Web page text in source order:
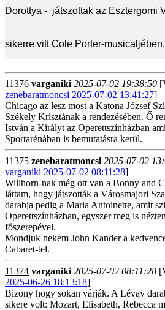
Dorottya - játszottak az Esztergomi
sikerre vitt Cole Porter-musicaljében.
11376 varganiki 2025-07-02 19:38:50
zenebaratmoncsi 2025-07-02 13:41:27]
Chicago az lesz most a Katona József
Székely Krisztának a rendezésében. Ő
István a Királyt az Operettszínházban
Sportarénában is bemutatásra kerül.
11375 zenebaratmoncsi 2025-07-02
varganiki 2025-07-02 08:11:28]
Willhorn-nak még ott van a Bonny and
láttam, hogy játszották a Városmajori
darabja pedig a Maria Antoinette, amit
Operettszínházban, egyszer meg is
főszerepével.
Mondjuk nekem John Kander a
Cabaret-tel.
11374 varganiki 2025-07-02 08:11:28
2025-06-26 18:13:18]
Bizony hogy sokan várják. A Lévay
sikere volt: Mozart, Elisabeth, Rebecca